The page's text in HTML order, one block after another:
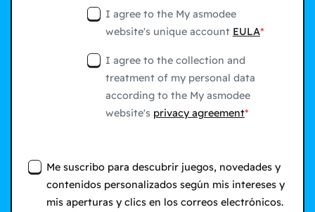
I agree to the My asmodee
website's unique account EULA
I agree to the collection and
treatment of my personal data
according to the My asmodee
website's privacy agreement
Me suscribo para descubrir juegos, novedades y
contenidos personalizados según mis intereses y
mis aperturas y clics en los correos electrónicos.